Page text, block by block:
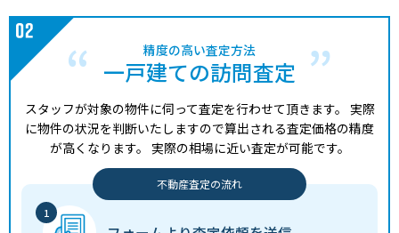
精度の高い査定方法
一戸建ての訪問査定
スタッフが対象の物件に伺って査定を行わせて頂きます。 実際
に物件の状況を判断いたしますので算出される査定価格の精度
が高くなります。 実際の相場に近い査定が可能です。
不動産査定の流れ